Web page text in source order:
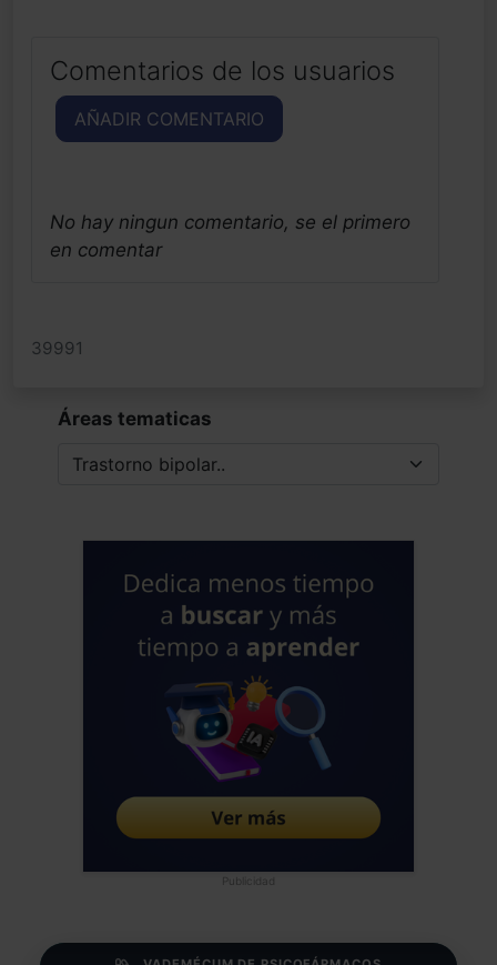
Comentarios de los usuarios
AÑADIR COMENTARIO
No hay ningun comentario, se el primero
en comentar
39991
Áreas tematicas
Publicidad